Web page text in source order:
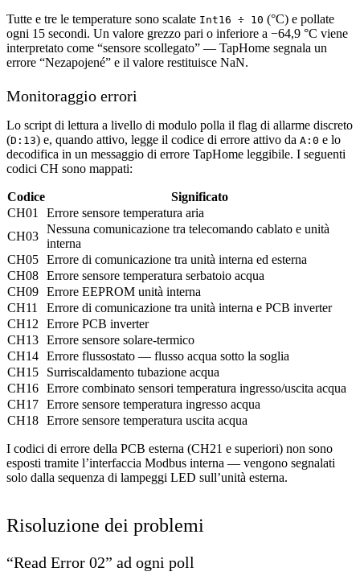
Tutte e tre le temperature sono scalate Int16 ÷ 10 (°C) e pollate
ogni 15 secondi. Un valore grezzo pari o inferiore a −64,9 °C viene
interpretato come “sensore scollegato” — TapHome segnala un
errore “Nezapojené” e il valore restituisce NaN.
Monitoraggio errori
Lo script di lettura a livello di modulo polla il flag di allarme discreto
(D:13) e, quando attivo, legge il codice di errore attivo da A:0 e lo
decodifica in un messaggio di errore TapHome leggibile. I seguenti
codici CH sono mappati:
Codice
Significato
CH01
Errore sensore temperatura aria
CH03
Nessuna comunicazione tra telecomando cablato e unità
interna
CH05 Errore di comunicazione tra unità interna ed esterna
CH08 Errore sensore temperatura serbatoio acqua
CH09 Errore EEPROM unità interna
CH11
Errore di comunicazione tra unità interna e PCB inverter
CH12
Errore PCB inverter
CH13 Errore sensore solare-termico
CH14 Errore flussostato — flusso acqua sotto la soglia
CH15
Surriscaldamento tubazione acqua
CH16 Errore combinato sensori temperatura ingresso/uscita acqua
CH17 Errore sensore temperatura ingresso acqua
CH18 Errore sensore temperatura uscita acqua
I codici di errore della PCB esterna (CH21 e superiori) non sono
esposti tramite l’interfaccia Modbus interna — vengono segnalati
solo dalla sequenza di lampeggi LED sull’unità esterna.
Risoluzione dei problemi
“Read Error 02” ad ogni poll